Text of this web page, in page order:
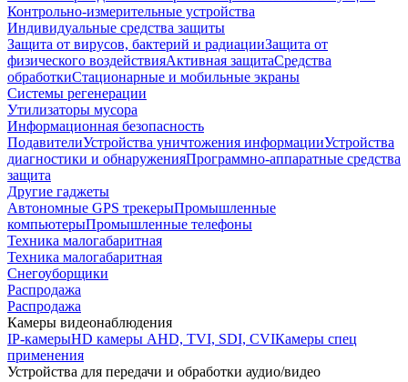
Контрольно-измерительные устройства
Индивидуальные средства защиты
Защита от вирусов, бактерий и радиацииЗащита от
физического воздействияАктивная защитаСредства
обработкиСтационарные и мобильные экраны
Системы регенерации
Утилизаторы мусора
Информационная безопасность
ПодавителиУстройства уничтожения информацииУстройства
диагностики и обнаруженияПрограммно-аппаратные средства
защита
Другие гаджеты
Автономные GPS трекерыПромышленные
компьютерыПромышленные телефоны
Техника малогабаритная
Техника малогабаритная
Снегоуборщики
Распродажа
Распродажа
Камеры видеонаблюдения
IP-камерыHD камеры AHD, TVI, SDI, CVIКамеры спец
применения
Устройства для передачи и обработки аудио/видео